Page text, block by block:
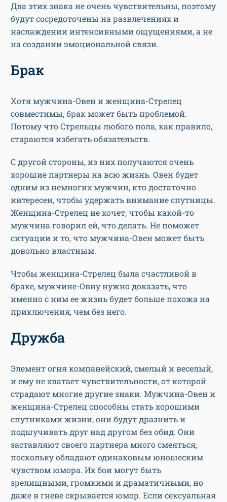
Два этих знака не очень чувствительны, поэтому
будут сосредоточены на развлечениях и
наслаждении интенсивными ощущениями, а не
на создании эмоциональной связи.
Брак
Хотя мужчина-Овен и женщина-Стрелец
совместимы, брак может быть проблемой.
Потому что Стрельцы любого пола, как правило,
стараются избегать обязательств.
С другой стороны, из них получаются очень
хорошие партнеры на всю жизнь. Овен будет
одним из немногих мужчин, кто достаточно
интересен, чтобы удержать внимание спутницы.
Женщина-Стрелец не хочет, чтобы какой-то
мужчина говорил ей, что делать. Не поможет
ситуации и то, что мужчина-Овен может быть
довольно властным.
Чтобы женщина-Стрелец была счастливой в
браке, мужчине-Овну нужно доказать, что
именно с ним ее жизнь будет больше похожа на
приключения, чем без него.
Дружба
Элемент огня компанейский, смелый и веселый,
и ему не хватает чувствительности, от которой
страдают многие другие знаки. Мужчина-Овен и
женщина-Стрелец способны стать хорошими
спутниками жизни, они будут дразнить и
подшучивать друг над другом без обид. Они
заставляют своего партнера много смеяться,
поскольку обладают одинаковым юношеским
чувством юмора. Их бои могут быть
зрелищными, громкими и драматичными, но
даже в гневе скрывается юмор. Если сексуальная